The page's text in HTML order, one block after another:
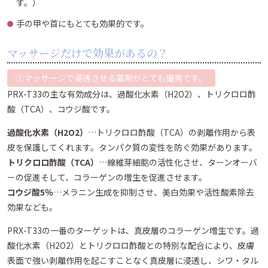
す。）
手の甲や首にもとても効果的です。
マッサージだけで効果があるの？
①マッサージで浸透させる薬剤がとても優秀です。
PRX-T33の主な有効成分は、過酸化水素（H2O2）、トリクロロ酢
酸（TCA）、コウジ酸です。
過酸化水素（H2O2） …トリクロロ酢酸（TCA）の剥離作用から表
皮を保護してくれます。タンパク質の変性を防ぐ効果があります。
トリクロロ酢酸（TCA） …線維芽細胞の活性化させ、ターンオーバ
ーの促進そして、コラーゲンの増生を促進させます。
コウジ酸5％…メラニン生成を抑制させ、美白効果や活性酸素除去
効果なども。
PRX-T33の一番のターゲットは、真皮層のコラーゲン増生です。過
酸化水素（H2O2）とトリクロロ酢酸との特別な配合により、皮膚
表面で強い剥離作用を起こすことなく真皮層に浸透し、シワ・タル